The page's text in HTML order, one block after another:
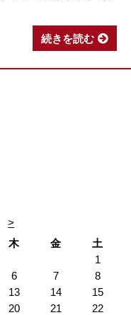
続きを読む
>
木 金
土
1
6 7
8
13 14
15
20 21
22